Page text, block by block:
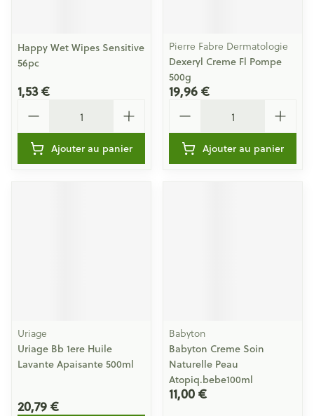
Happy Wet Wipes Sensitive
56pc
1,53 €
Ajouter au panier
Pierre Fabre Dermatologie
Dexeryl Creme Fl Pompe
500g
19,96 €
Ajouter au panier
Uriage
Uriage Bb 1ere Huile
Lavante Apaisante 500ml
20,79 €
Babyton
Babyton Creme Soin
Naturelle Peau
Atopiq.bebe100ml
11,00 €